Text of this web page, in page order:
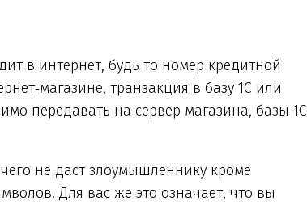
в интернет, будь то номер кредитной
транзакция в базу 1С или
передавать на сервер магазина, базы 1С
не даст злоумышленнику кроме
Для вас же это означает, что вы